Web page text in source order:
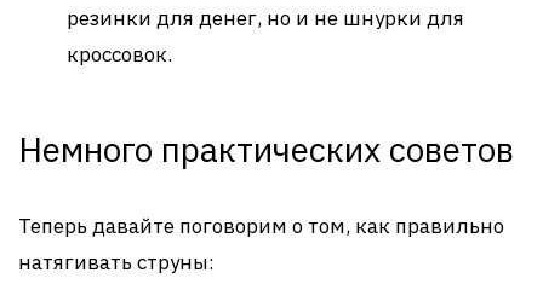
резинки для денег, но и не шнурки для
кроссовок.
Немного практических советов
Теперь давайте поговорим о том, как правильно
натягивать струны: